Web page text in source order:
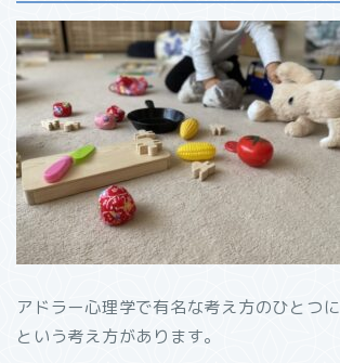
アドラー心理学で有名な考え方のひとつに
という考え方があります。